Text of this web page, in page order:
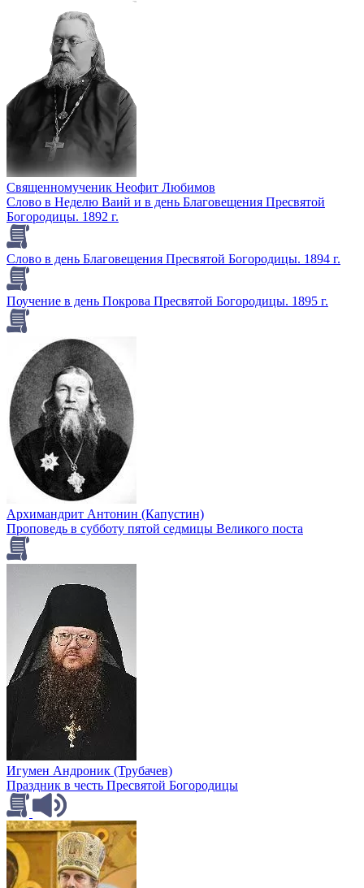
Священномученик Неофит Любимов
Слово в Неделю Ваий и в день Благовещения Пресвятой
Богородицы. 1892 г.
Слово в день Благовещения Пресвятой Богородицы. 1894 г.
Поучение в день Покрова Пресвятой Богородицы. 1895 г.
Архимандрит Антонин (Капустин)
Проповедь в субботу пятой седмицы Великого поста
Игумен Андроник (Трубачев)
Праздник в честь Пресвятой Богородицы